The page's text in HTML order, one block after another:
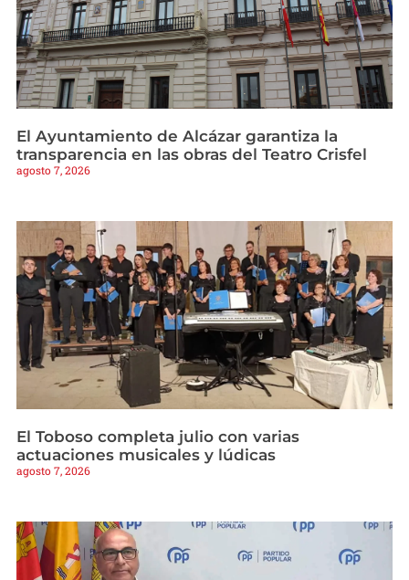
El Ayuntamiento de Alcázar garantiza la
transparencia en las obras del Teatro Crisfel
agosto 7, 2026
El Toboso completa julio con varias
actuaciones musicales y lúdicas
agosto 7, 2026